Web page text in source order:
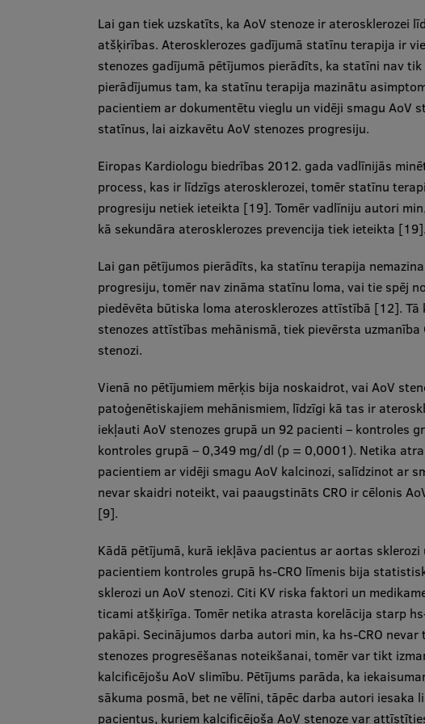
Lai gan tiek uzskatīts, ka AoV stenoze ir aterosklerozei
atšķirības. Aterosklerozes gadījumā statīnu terapija ir
stenozes gadījumā pētījumos pierādīts, ka statīni nav
pierādījumus tam, ka statīnu terapija mazinātu
pacientiem ar dokumentētu vieglu un vidēji smagu AoV
statīnus, lai aizkavētu AoV stenozes progresiju.
Eiropas Kardiologu biedrības 2012. gada vadlīnijās
process, kas ir līdzīgs aterosklerozei, tomēr statīnu
progresiju netiek ieteikta [19]. Tomēr vadlīniju autori
kā sekundāra aterosklerozes prevencija tiek ieteikta [19].
Lai gan pētījumos pierādīts, ka statīnu terapija
progresiju, tomēr nav zināma statīnu loma, vai tie spēj
piedēvēta būtiska loma aterosklerozes attīstībā [12].
stenozes attīstības mehānismā, tiek pievērsta uzmanība
stenozi.
Vienā no pētījumiem mērķis bija noskaidrot, vai AoV
patoģenētiskajiem mehānismiem, līdzīgi kā tas ir
iekļauti AoV stenozes grupā un 92 pacienti – kontroles
kontroles grupā – 0,349 mg/dl (p = 0,0001). Netika
pacientiem ar vidēji smagu AoV kalcinozi, salīdzinot ar
nevar skaidri noteikt, vai paaugstināts CRO ir cēlonis
[9].
Kādā pētījumā, kurā iekļāva pacientus ar aortas
pacientiem kontroles grupā hs-CRO līmenis bija
sklerozi un AoV stenozi. Citi KV riska faktori un
ticami atšķirīga. Tomēr netika atrasta korelācija starp
pakāpi. Secinājumos darba autori min, ka hs-CRO
stenozes progresēšanas noteikšanai, tomēr var tikt
kalcificējošu AoV slimību. Pētījums parāda, ka
sākuma posmā, bet ne vēlīni, tāpēc darba autori
pacientus, kuriem kalcificējoša AoV stenoze var